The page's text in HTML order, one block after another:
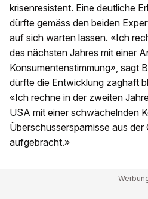
krisenresistent. Eine deutliche
dürfte gemäss den beiden
auf sich warten lassen. «Ich
des nächsten Jahres mit einer
Konsumentenstimmung», sagt
dürfte die Entwicklung zaghaft
«Ich rechne in der zweiten
USA mit einer schwächelnden
Überschussersparnisse aus
aufgebracht.»